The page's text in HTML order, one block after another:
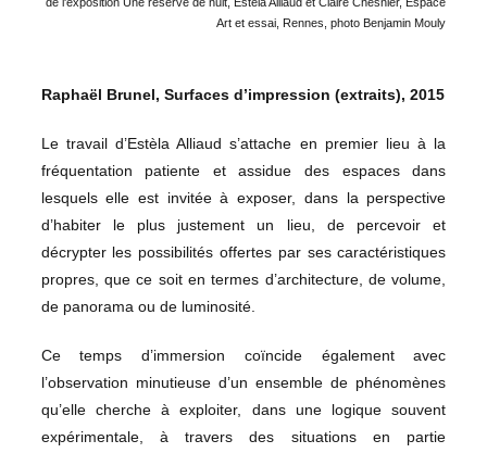
Art et essai, Rennes, photo Benjamin Mouly
Raphaël Brunel, Surfaces d’impression (extraits), 2015
Le travail d’Estèla Alliaud s’attache en premier lieu à la
fréquentation patiente et assidue des espaces dans
lesquels elle est invitée à exposer, dans la perspective
d’habiter le plus justement un lieu, de percevoir et
décrypter les possibilités offertes par ses caractéristiques
propres, que ce soit en termes d’architecture, de volume,
de panorama ou de luminosité.
Ce temps d’immersion coïncide également avec
l’observation minutieuse d’un ensemble de phénomènes
qu’elle cherche à exploiter, dans une logique souvent
expérimentale, à travers des situations en partie